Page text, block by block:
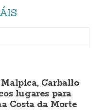
Malpica, Carballo
lugares para
Costa da Morte